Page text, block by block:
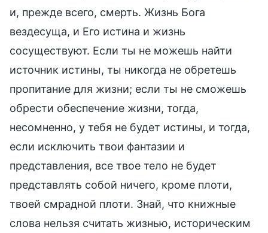
и, прежде всего, смерть. Жизнь Бога
вездесуща, и Его истина и жизнь
сосуществуют. Если ты не можешь найти
источник истины, ты никогда не обретешь
пропитание для жизни; если ты не сможешь
обрести обеспечение жизни, тогда,
несомненно, у тебя не будет истины, и тогда,
если исключить твои фантазии и
представления, все твое тело не будет
представлять собой ничего, кроме плоти,
твоей смрадной плоти. Знай, что книжные
слова нельзя считать жизнью, историческим